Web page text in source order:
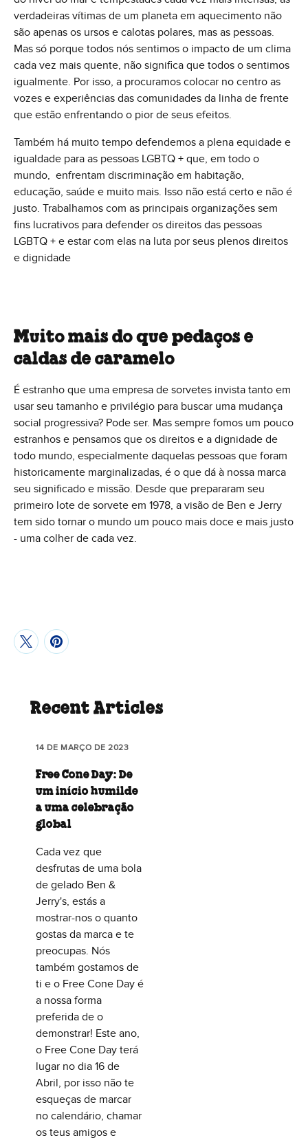
verdadeiras vítimas de um planeta em aquecimento não
são apenas os ursos e calotas polares, mas as pessoas.
Mas só porque todos nós sentimos o impacto de um clima
cada vez mais quente, não significa que todos o sentimos
igualmente. Por isso, a procuramos colocar no centro as
vozes e experiências das comunidades da linha de frente
que estão enfrentando o pior de seus efeitos.
Também há muito tempo defendemos a plena equidade e
igualdade para as pessoas LGBTQ + que, em todo o
mundo, enfrentam discriminação em habitação,
educação, saúde e muito mais. Isso não está certo e não é
justo. Trabalhamos com as principais organizações sem
fins lucrativos para defender os direitos das pessoas
LGBTQ + e estar com elas na luta por seus plenos direitos
e dignidade
Muito mais do que pedaços e
caldas de caramelo
É estranho que uma empresa de sorvetes invista tanto em
usar seu tamanho e privilégio para buscar uma mudança
social progressiva? Pode ser. Mas sempre fomos um pouco
estranhos e pensamos que os direitos e a dignidade de
todo mundo, especialmente daquelas pessoas que foram
historicamente marginalizadas, é o que dá à nossa marca
seu significado e missão. Desde que prepararam seu
primeiro lote de sorvete em 1978, a visão de Ben e Jerry
tem sido tornar o mundo um pouco mais doce e mais justo
- uma colher de cada vez.
Recent Articles
14 DE MARÇO DE 2023
Free Cone Day: De
um início humilde
a uma celebração
global
Cada vez que
desfrutas de uma bola
de gelado Ben &
Jerry's, estás a
mostrar-nos o quanto
gostas da marca e te
preocupas. Nós
também gostamos de
ti e o Free Cone Day é
a nossa forma
preferida de o
demonstrar! Este ano,
o Free Cone Day terá
lugar no dia 16 de
Abril, por isso não te
esqueças de marcar
no calendário, chamar
os teus amigos e